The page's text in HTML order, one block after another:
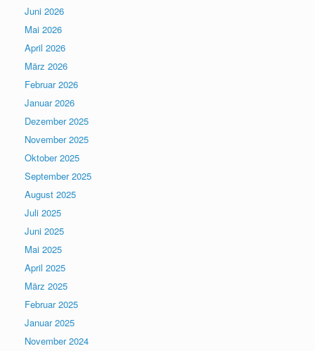
Juni 2026
Mai 2026
April 2026
März 2026
Februar 2026
Januar 2026
Dezember 2025
November 2025
Oktober 2025
September 2025
August 2025
Juli 2025
Juni 2025
Mai 2025
April 2025
März 2025
Februar 2025
Januar 2025
November 2024